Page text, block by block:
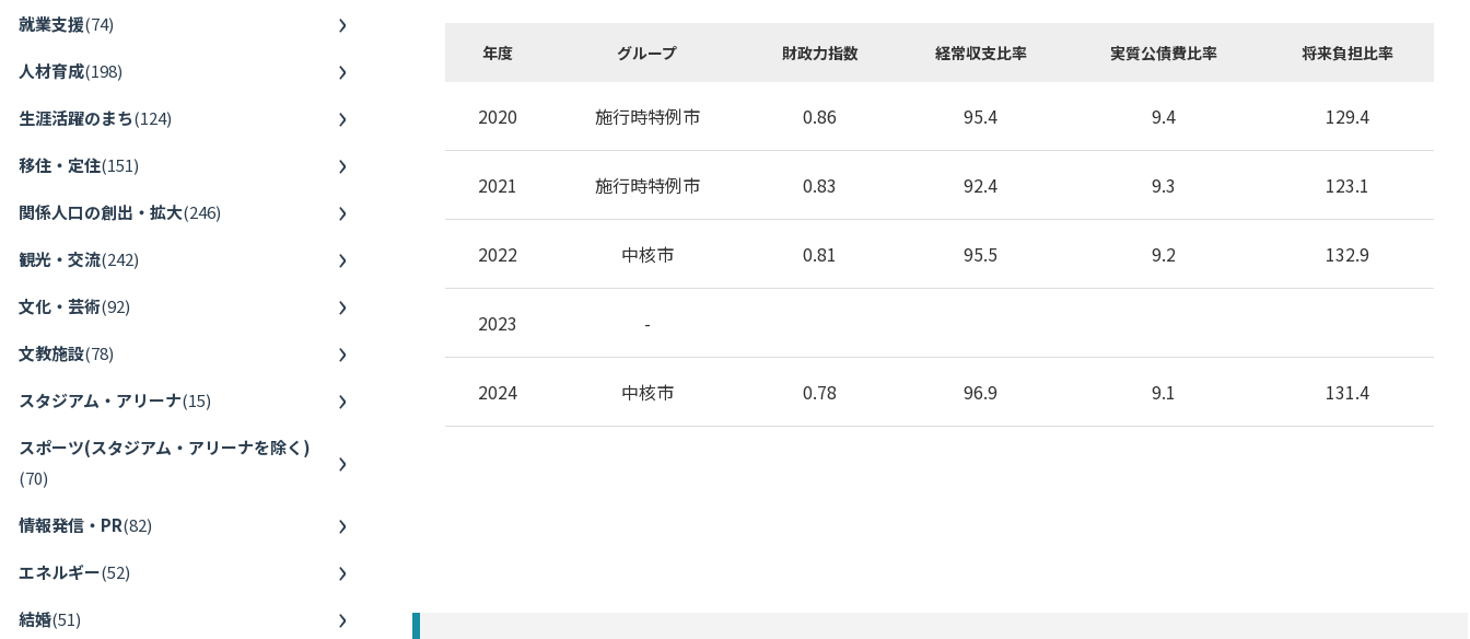
就業支援(74)
人材育成(198)
生涯活躍のまち(124)
移住・定住(151)
関係人口の創出・拡大(246)
観光・交流(242)
文化・芸術(92)
文教施設(78)
スタジアム・アリーナ(15)
スポーツ(スタジアム・アリーナを除く)
(70)
情報発信・PR(82)
エネルギー(52)
結婚(51)
年度 グループ 財政力指数 経常収支比率 実質公債費比率 将来負担比率
2020 施行時特例市 0.86 95.4 9.4 129.4
2021 施行時特例市 0.83 92.4 9.3 123.1
2022 中核市 0.81 95.5 9.2 132.9
2023 -
2024 中核市 0.78 96.9 9.1 131.4